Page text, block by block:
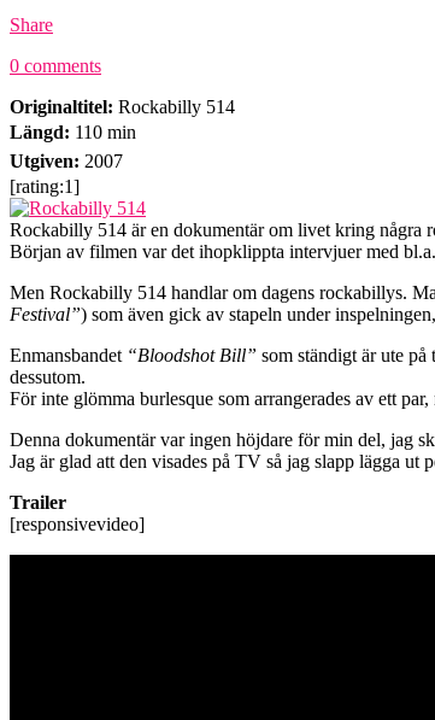
Share
0 comments
Originaltitel: Rockabilly 514
Längd: 110 min
Utgiven: 2007
[rating:1]
Rockabilly 514 är en dokumentär om livet kring några
Början av filmen var det ihopklippta intervjuer med bl.a.
Men Rockabilly 514 handlar om dagens rockabillys.
Festival”) som även gick av stapeln under
Enmansbandet “Bloodshot Bill” som ständigt är ute
dessutom.
För inte glömma burlesque som arrangerades av ett
Denna dokumentär var ingen höjdare för min del, jag
Jag är glad att den visades på TV så jag slapp lägga
Trailer
[responsivevideo]